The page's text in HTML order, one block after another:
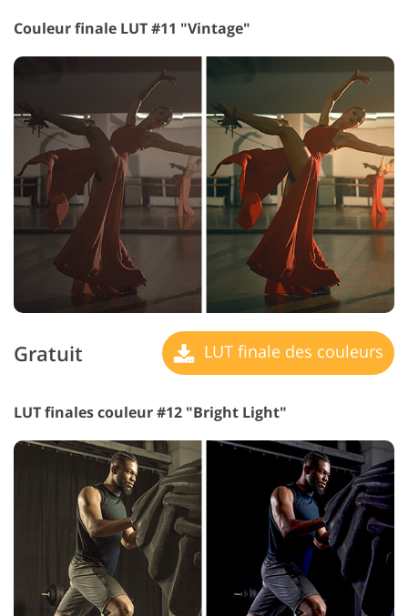
Couleur finale LUT #11 "Vintage"
Gratuit LUT finale des couleurs
LUT finales couleur #12 "Bright Light"